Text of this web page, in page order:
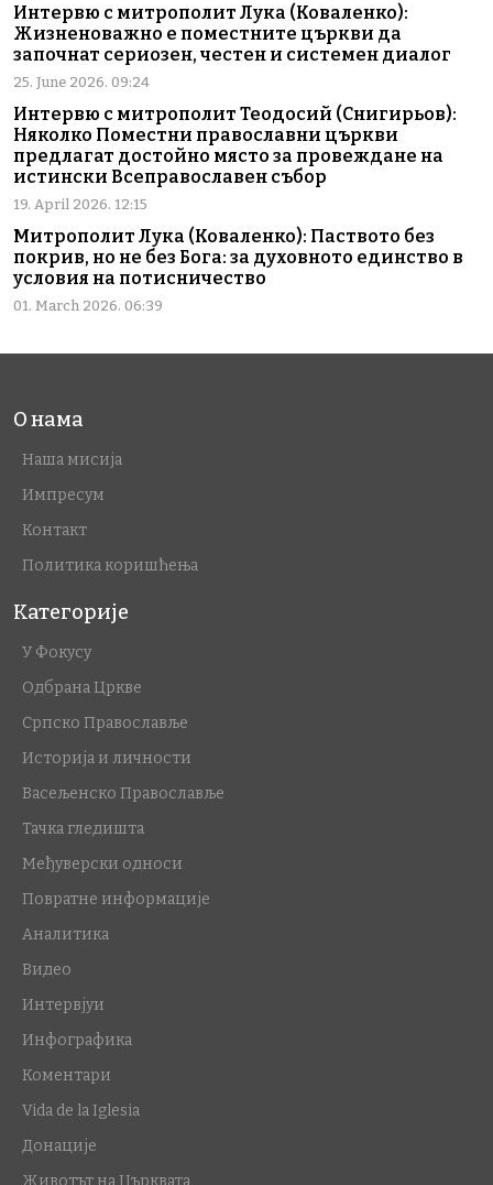
Интервю с митрополит Лука (Коваленко):
Жизненоважно е поместните църкви да
започнат сериозен, честен и системен диалог
25. June 2026. 09:24
Интервю с митрополит Теодосий (Снигирьов):
Няколко Поместни православни църкви
предлагат достойно място за провеждане на
истински Всеправославен събор
19. April 2026. 12:15
Митрополит Лука (Коваленко): Паството без
покрив, но не без Бога: за духовното единство в
условия на потисничество
01. March 2026. 06:39
О нама
Наша мисија
Импресум
Контакт
Политика коришћења
Категорије
У Фокусу
Одбрана Цркве
Српско Православље
Историја и личности
Васељенско Православље
Тачка гледишта
Међуверски односи
Повратне информације
Аналитика
Видео
Интервјуи
Инфографика
Коментари
Vida de la Iglesia
Донације
Животът на Църквата